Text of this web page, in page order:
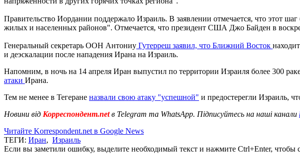
Правительство Иордании поддержало Израиль. В заявлении отмечается, что этот
жилых и населенных районов". Отмечается, что президент США Джо Байден в
Генеральный секретарь ООН Антониу Гутерреш заявил, что Ближний Восток
и деэскалации после нападения Ирана на Израиль.
Напомним, в ночь на 14 апреля Иран выпустил по территории Израиля более 300
атаки Ирана.
Тем не менее в Тегеране назвали свою атаку "успешной" и предостерегли Израиль,
Новини від Корреспондент.netв Telegram та WhatsApp. Підписуйтесь на наші канали
Читайте Korrespondent.net в Google News
ТЕГИ: Иран, Израиль
Если вы заметили ошибку, выделите необходимый текст и нажмите Ctrl+Enter, чтобы